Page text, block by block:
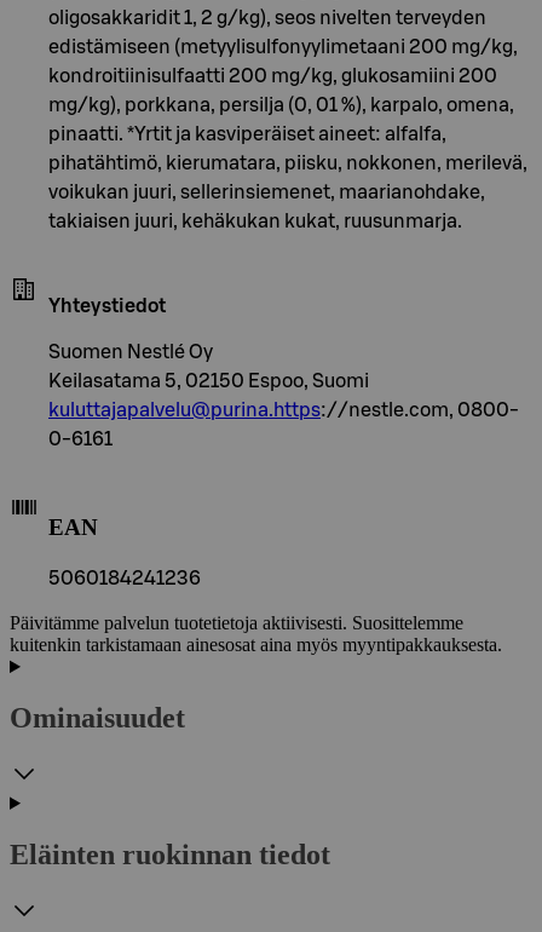
oligosakkaridit 1, 2 g/kg), seos nivelten terveyden
edistämiseen (metyylisulfonyylimetaani 200 mg/kg,
kondroitiinisulfaatti 200 mg/kg, glukosamiini 200
mg/kg), porkkana, persilja (0, 01 %), karpalo, omena,
pinaatti. *Yrtit ja kasviperäiset aineet: alfalfa,
pihatähtimö, kierumatara, piisku, nokkonen, merilevä,
voikukan juuri, sellerinsiemenet, maarianohdake,
takiaisen juuri, kehäkukan kukat, ruusunmarja.
Yhteystiedot
Suomen Nestlé Oy
Keilasatama 5, 02150 Espoo, Suomi
kuluttajapalvelu@purina.https://nestle.com, 0800-
0-6161
EAN
5060184241236
Päivitämme palvelun tuotetietoja aktiivisesti. Suosittelemme
kuitenkin tarkistamaan ainesosat aina myös myyntipakkauksesta.
Ominaisuudet
Eläinten ruokinnan tiedot